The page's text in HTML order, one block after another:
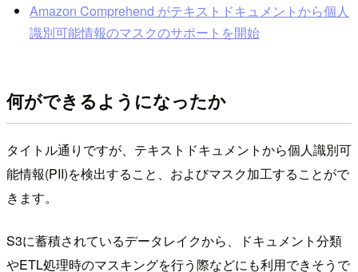
Amazon Comprehend がテキストドキュメントから個人
識別可能情報のマスクのサポートを開始
何ができるようになったか
タイトル通りですが、テキストドキュメントから個人識別可
能情報(PII)を検出すること、およびマスク加工することがで
きます。
S3に蓄積されているデータレイクから、ドキュメント分類
やETL処理時のマスキングを行う際などにも利用できそうで